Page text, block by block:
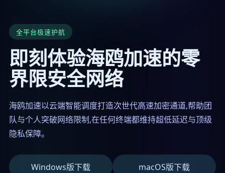
全平台极速护航
即刻体验海鸥加速的零
界限安全网络
海鸥加速以云端智能调度打造次世代高速加密通道,帮助团
队与个人突破网络限制,在任何终端都维持超低延迟与顶级
隐私保障。
Windows版下载 macOS版下载